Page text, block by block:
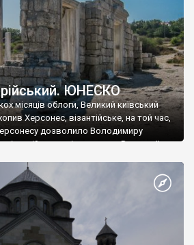
ЮНЕСКО
місяців облоги, Великий київський
Херсонес, візантійське, на той час,
дозволило Володимиру
імператору Василю ІІ, та
язичник, став Василем-християнином.
Русі. На честь Херсонесу Таврійського